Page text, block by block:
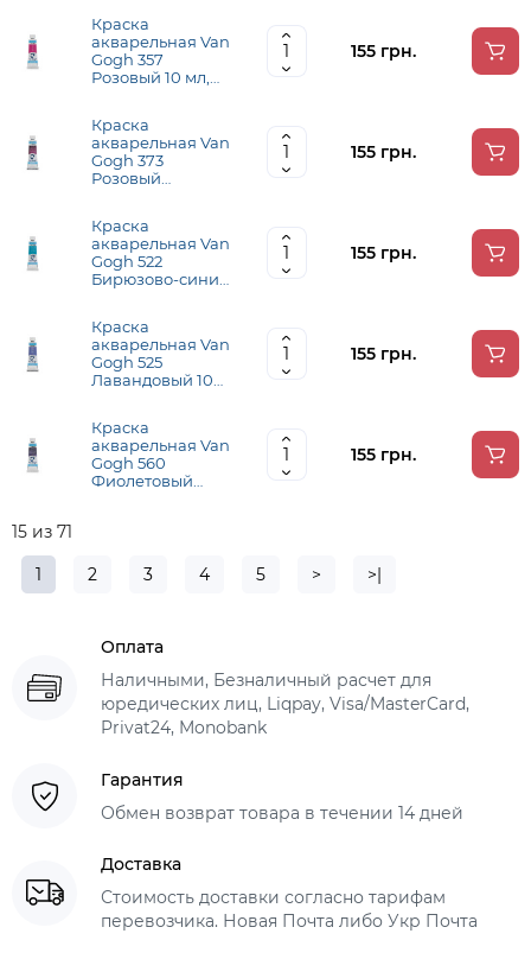
Краска
акварельная Van
Gogh 357
Розовый 10 мл,
155 грн.
Краска
акварельная Van
Gogh 373
Розовый
155 грн.
Краска
акварельная Van
Gogh 522
Бирюзово-синий
155 грн.
Краска
акварельная Van
Gogh 525
Лавандовый 10
155 грн.
Краска
акварельная Van
Gogh 560
Фиолетовый
155 грн.
15 из 71
1
2 3 4 5 > >|
Оплата
Наличными, Безналичный расчет для
юредических лиц, Liqpay, Visa/MasterCard,
Privat24, Monobank
Гарантия
Обмен возврат товара в течении 14 дней
Доставка
Стоимость доставки согласно тарифам
перевозчика. Новая Почта либо Укр Почта